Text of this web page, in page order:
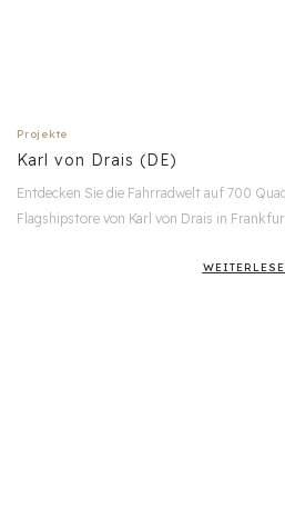
Projekte
Karl von Drais (DE)
Entdecken Sie die Fahrradwelt auf 700
Flagshipstore von Karl von Drais in